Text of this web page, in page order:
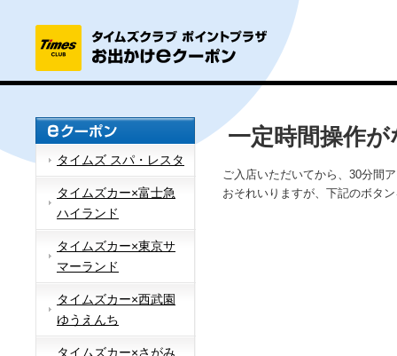
タイムズ スパ・レスタ
タイムズカー×富士急
ハイランド
タイムズカー×東京サ
マーランド
タイムズカー×西武園
ゆうえんち
タイムズカー×さがみ
一定時間操作
ご入店いただいてから、30分間
おそれいりますが、下記のボタ